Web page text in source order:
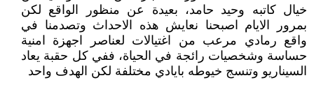
خيال كاتبه وحيد حامد، بعيدة عن منظور الواقع لكن
بمرور الايام اصبحنا نعايش هذه الاحداث وتصدمنا في
واقع رمادي مرعب من اغتيالات لعناصر اجهزة امنية
حساسة وشخصيات رائجة في الحياة، ففي كل حقبة يعاد
السيناريو وتنسج خيوطه بايادي مختلفة لكن الهدف واحد